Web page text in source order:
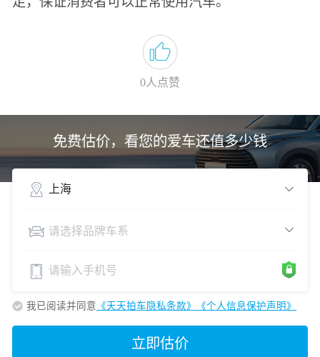
0人点赞
免费估价，看您的爱车还值多少钱
上海
请选择品牌车系
我已阅读并同意 《天天拍车隐私条款》 《个人信息保护声明》
立即估价